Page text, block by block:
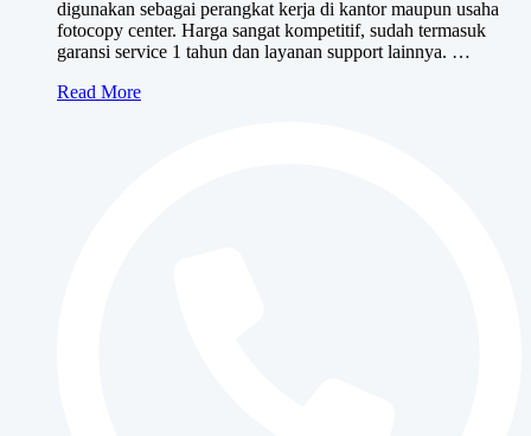
digunakan sebagai perangkat kerja di kantor maupun usaha
fotocopy center. Harga sangat kompetitif, sudah termasuk
garansi service 1 tahun dan layanan support lainnya. …
Canon
Read More